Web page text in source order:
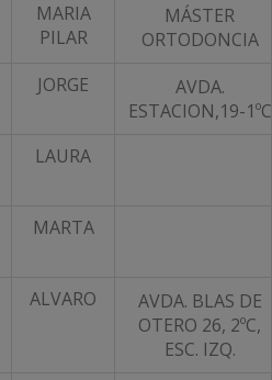
MARIA
PILAR
MÁSTER
ORTODONCIA
JORGE
AVDA.
ESTACION,19-1ºC
LAURA
MARTA
ALVARO
AVDA. BLAS DE
OTERO 26, 2ºC,
ESC. IZQ.